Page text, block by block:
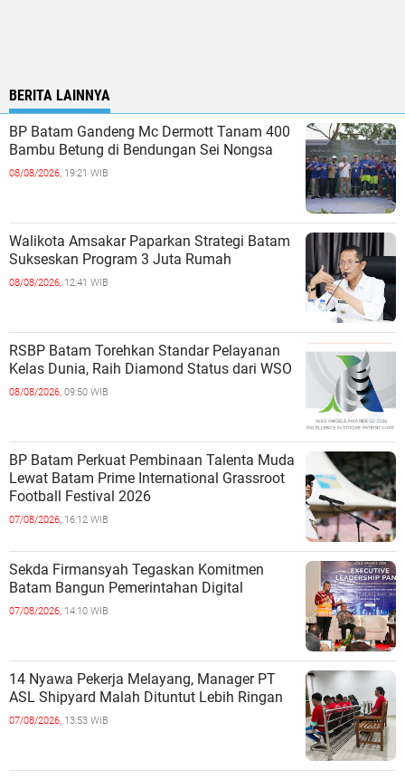
BERITA LAINNYA
BP Batam Gandeng Mc Dermott Tanam 400
Bambu Betung di Bendungan Sei Nongsa
08/08/2026, 19:21 WIB
Walikota Amsakar Paparkan Strategi Batam
Sukseskan Program 3 Juta Rumah
08/08/2026, 12:41 WIB
RSBP Batam Torehkan Standar Pelayanan
Kelas Dunia, Raih Diamond Status dari WSO
08/08/2026, 09:50 WIB
BP Batam Perkuat Pembinaan Talenta Muda
Lewat Batam Prime International Grassroot
Football Festival 2026
07/08/2026, 16:12 WIB
Sekda Firmansyah Tegaskan Komitmen
Batam Bangun Pemerintahan Digital
07/08/2026, 14:10 WIB
14 Nyawa Pekerja Melayang, Manager PT
ASL Shipyard Malah Dituntut Lebih Ringan
07/08/2026, 13:53 WIB